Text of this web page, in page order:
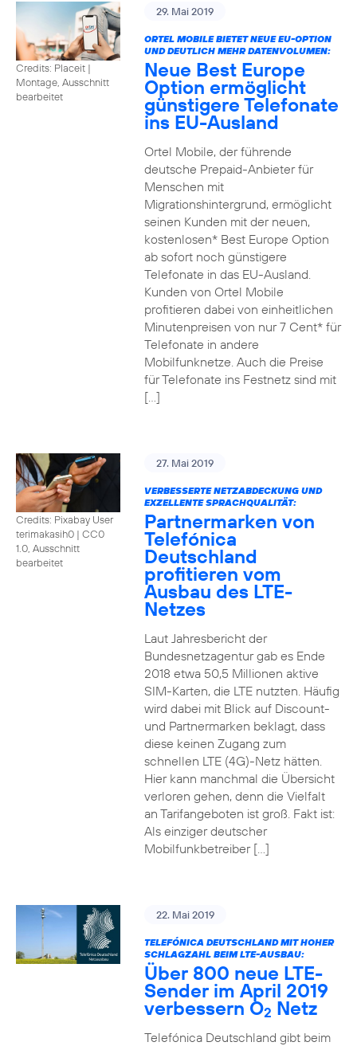
Credits: Placeit |
Montage, Ausschnitt
bearbeitet
29. Mai 2019
ORTEL MOBILE BIETET NEUE EU-OPTION
UND DEUTLICH MEHR DATENVOLUMEN:
Neue Best Europe
Option ermöglicht
günstigere Telefonate
ins EU-Ausland
Ortel Mobile, der führende
deutsche Prepaid-Anbieter für
Menschen mit
Migrationshintergrund, ermöglicht
seinen Kunden mit der neuen,
kostenlosen* Best Europe Option
ab sofort noch günstigere
Telefonate in das EU-Ausland.
Kunden von Ortel Mobile
profitieren dabei von einheitlichen
Minutenpreisen von nur 7 Cent* für
Telefonate in andere
Mobilfunknetze. Auch die Preise
für Telefonate ins Festnetz sind mit
[…]
Credits: Pixabay User
terimakasih0 | CC0
1.0, Ausschnitt
bearbeitet
27. Mai 2019
VERBESSERTE NETZABDECKUNG UND
EXZELLENTE SPRACHQUALITÄT:
Partnermarken von
Telefónica
Deutschland
profitieren vom
Ausbau des LTE-
Netzes
Laut Jahresbericht der
Bundesnetzagentur gab es Ende
2018 etwa 50,5 Millionen aktive
SIM-Karten, die LTE nutzten. Häufig
wird dabei mit Blick auf Discount-
und Partnermarken beklagt, dass
diese keinen Zugang zum
schnellen LTE (4G)-Netz hätten.
Hier kann manchmal die Übersicht
verloren gehen, denn die Vielfalt
an Tarifangeboten ist groß. Fakt ist:
Als einziger deutscher
Mobilfunkbetreiber […]
22. Mai 2019
TELEFÓNICA DEUTSCHLAND MIT HOHER
SCHLAGZAHL BEIM LTE-AUSBAU:
Über 800 neue LTE-
Sender im April 2019
verbessern O2 Netz
Telefónica Deutschland gibt beim